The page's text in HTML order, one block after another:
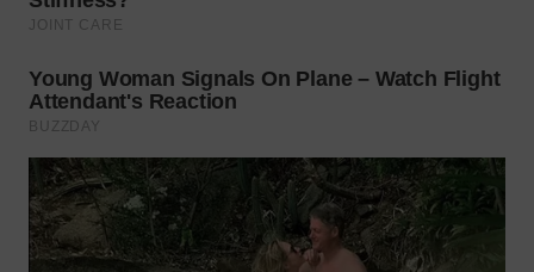
TAPANULI
WN DELI
SERDANG
WN
TEBING
TINGGI